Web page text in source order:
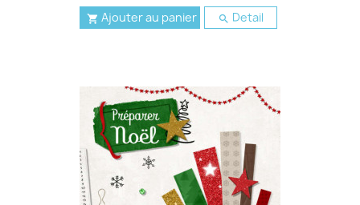
 Ajouter au panier  Detail